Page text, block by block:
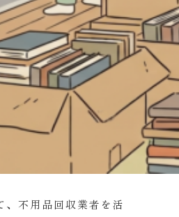
、不用品回収業者を活